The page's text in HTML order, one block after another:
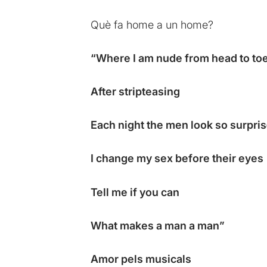
Què fa home a un home?
“Where I am nude from head to
After stripteasing
Each night the men look so
I change my sex before their eyes
Tell me if you can
What makes a man a man”
Amor pels musicals